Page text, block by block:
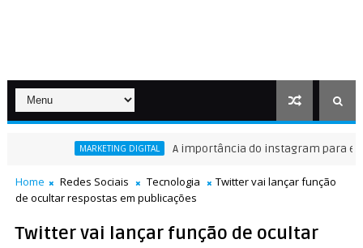
MARKETING DIGITAL A importância do instagram para
Home Redes Sociais Tecnologia
Twitter vai lançar função
de ocultar respostas em publicações
Twitter vai lançar função de ocultar